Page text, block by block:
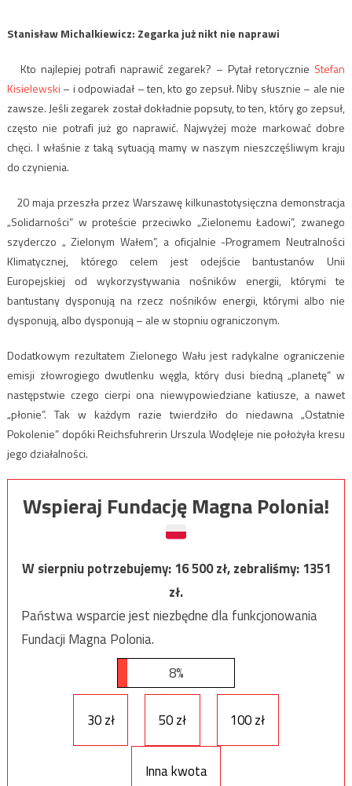
Stanisław Michalkiewicz: Zegarka już nikt nie naprawi
Kto najlepiej potrafi naprawić zegarek? – Pytał retorycznie Stefan
Kisielewski – i odpowiadał – ten, kto go zepsuł. Niby słusznie – ale nie
zawsze. Jeśli zegarek został dokładnie popsuty, to ten, który go zepsuł,
często nie potrafi już go naprawić. Najwyżej może markować dobre
chęci. I właśnie z taką sytuacją mamy w naszym nieszczęśliwym kraju
do czynienia.
20 maja przeszła przez Warszawę kilkunastotysięczna demonstracja
„Solidarności” w proteście przeciwko „Zielonemu Ładowi”, zwanego
szyderczo „ Zielonym Wałem”, a oficjalnie -Programem Neutralności
Klimatycznej, którego celem jest odejście bantustanów Unii
Europejskiej od wykorzystywania nośników energii, którymi te
bantustany dysponują na rzecz nośników energii, którymi albo nie
dysponują, albo dysponują – ale w stopniu ograniczonym.
Dodatkowym rezultatem Zielonego Wału jest radykalne ograniczenie
emisji złowrogiego dwutlenku węgla, który dusi biedną „planetę” w
następstwie czego cierpi ona niewypowiedziane katiusze, a nawet
„płonie”. Tak w każdym razie twierdziło do niedawna „Ostatnie
Pokolenie” dopóki Reichsfuhrerin Urszula Wodęleje nie położyła kresu
jego działalności.
Wspieraj Fundację Magna Polonia!
W sierpniu potrzebujemy:16 500zł, zebraliśmy:1351
zł.
Państwa wsparcie jest niezbędne dla funkcjonowania
Fundacji Magna Polonia.
8%
30 zł 50 zł 100 zł
Inna kwota